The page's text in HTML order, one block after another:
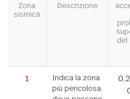
Zona
sismica
Descrizione
del
1
Indica la zona
più pericolosa,